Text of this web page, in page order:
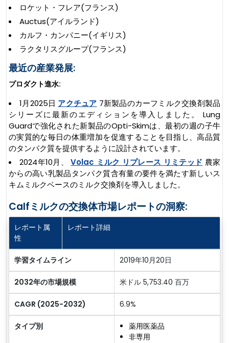
ロケット・フレア(フランス)
Auctus(アイルランド)
カルフ・カンパニー(イギリス)
ラクタリスグループ(フランス)
最近の産業発展:
プロダクト進水:
1月2025日 アクチュア 7新製品のカーフミルク交換剤製品
シリーズに最新のエディションを導入しました。 Lung
Guardで強化された新製品のOpti-Skimは、最初の週の子牛
の実質的な毎日の体重増加を促進することを目指し、高品質
のタンパク質を提供するように設計されています。
2024年10月、Volac ミルク リプレース リミテッド 農家
からの高い乳製品タンパク質含有量の要件を満たす新しいス
キムミルクベースのミルク交換剤を導入しました。
Calfミルクの交換体市場レポートの洞察:
レポート属
性
レポート詳細
学習タイムライン 2019年10月20日
2032年の市場規模 米ドル 5,753.40 百万
CAGR (2025-2032) 6.9%
タイプ別
薬用医薬品
非専用